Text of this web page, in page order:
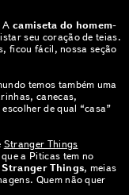
Acamiseta do homem-
seu coração de teias.
ficou fácil, nossa seção
temos também uma
canecas,
de qual “casa”
Stranger Things
a Piticas tem no
Stranger Things, meias
Quem não quer